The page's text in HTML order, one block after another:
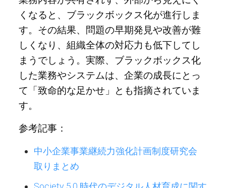
くなると、ブラックボックス化が進行しま
す。その結果、問題の早期発見や改善が難
しくなり、組織全体の対応力も低下してし
まうでしょう。実際、ブラックボックス化
した業務やシステムは、企業の成長にとっ
て「致命的な足かせ」とも指摘されていま
す。
参考記事：
中小企業事業継続力強化計画制度研究会
取りまとめ